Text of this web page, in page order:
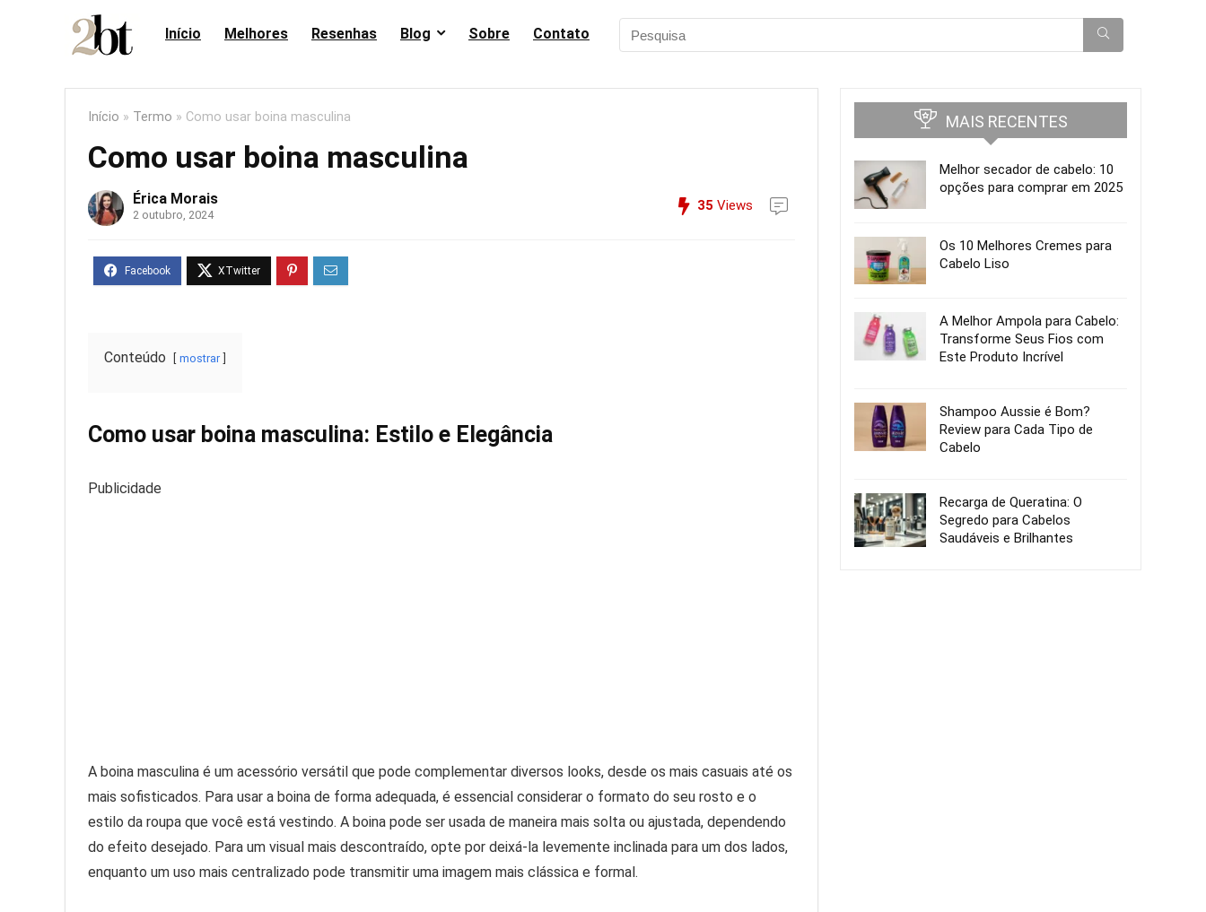
Início Melhores Resenhas Blog Sobre Contato
Início » Termo » Como usar boina masculina
Como usar boina masculina
Érica Morais
2 outubro, 2024
35 Views
Conteúdo mostrar
Como usar boina masculina: Estilo e Elegância
Publicidade
A boina masculina é um acessório versátil que pode complementar diversos looks, desde os mais casuais até os
mais sofisticados. Para usar a boina de forma adequada, é essencial considerar o formato do seu rosto e o
estilo da roupa que você está vestindo. A boina pode ser usada de maneira mais solta ou ajustada, dependendo
do efeito desejado. Para um visual mais descontraído, opte por deixá-la levemente inclinada para um dos lados,
enquanto um uso mais centralizado pode transmitir uma imagem mais clássica e formal.
MAIS RECENTES
Melhor secador de cabelo: 10
opções para comprar em 2025
Os 10 Melhores Cremes para
Cabelo Liso
A Melhor Ampola para Cabelo:
Transforme Seus Fios com
Este Produto Incrível
Shampoo Aussie é Bom?
Review para Cada Tipo de
Cabelo
Recarga de Queratina: O
Segredo para Cabelos
Saudáveis e Brilhantes